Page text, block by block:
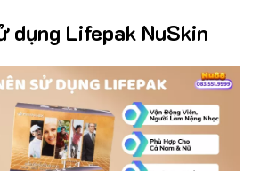
Lifepak NuSkin